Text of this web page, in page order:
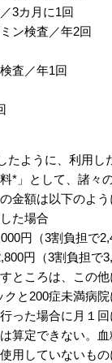
3カ月に1回
ン検査／年2回
査／年1回
たように、利用し
料*」として、諸
金額は以下のよう
た場合
円（3割負担で
円（3割負担で
ところは、この
クと200症未満病
った場合に月１
算定できない。
用していないも